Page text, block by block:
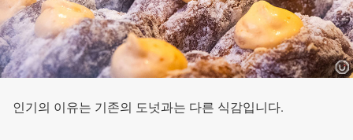
인기의 이유는 기존의 도넛과는 다른 식감입니다.